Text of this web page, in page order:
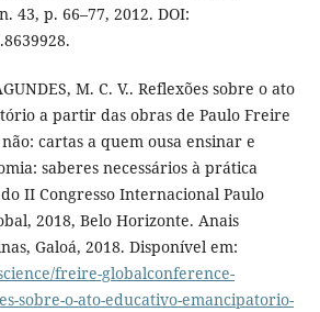
43, p. 66–77, 2012. DOI:
M. C. V.. Reflexões sobre o ato
a partir das obras de Paulo Freire
cartas a quem ousa ensinar e
saberes necessários à prática
II Congresso Internacional Paulo
2018, Belo Horizonte. Anais
Galoá, 2018. Disponível em:
freire-globalconference-
sobre-o-ato-educativo-emancipatorio-